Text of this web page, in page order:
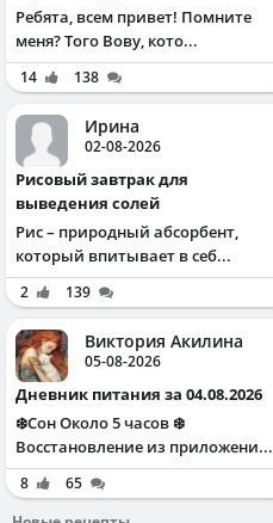
Ребята, всем привет! Помните
меня? Того Вову, кото...
14 138
Ирина
02-08-2026
Рисовый завтрак для
выведения солей
Рис – природный абсорбент,
который впитывает в себ...
2 139
Виктория Акилина
05-08-2026
Дневник питания за 04.08.2026
❄️Сон Около 5 часов ❄️
Восстановление из приложени...
8
65